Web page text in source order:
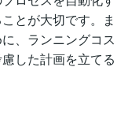
とが大切です。ま
、ランニングコス
した計画を立てる